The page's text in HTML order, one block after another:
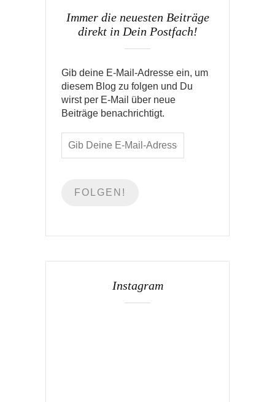
Immer die neuesten Beiträge
direkt in Dein Postfach!
Gib deine E-Mail-Adresse ein, um
diesem Blog zu folgen und Du
wirst per E-Mail über neue
Beiträge benachrichtigt.
Instagram